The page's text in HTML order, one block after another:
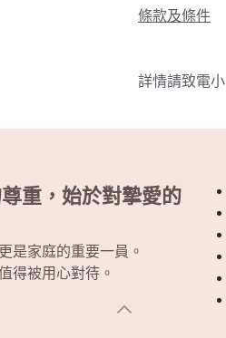
條款及條件
詳情請致電
重，始於對摯愛的
是家庭的重要一員。
得被用心對待。